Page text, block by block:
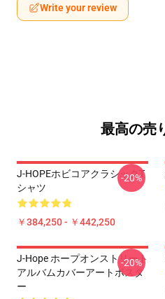
Write your review
最高の売
J-HOPEホビコアクラシックT
シャツ
￥384,250 - ￥442,250
-20%
J-Hope ホープオンストリート
アルバムカバーアートポスタ
ー
-20%